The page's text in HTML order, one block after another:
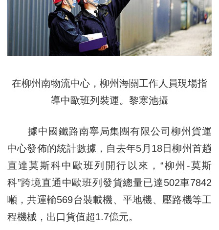
在柳州南物流中心，柳州海關工作人員現場指
導中歐班列裝運。黎寒池攝
據中國鐵路南寧局集團有限公司柳州貨運
中心發佈的統計數據，自去年5月18日柳州首趟
直達莫斯科中歐班列開行以來，“柳州-莫斯
科”跨境直通中歐班列發貨總量已達502車7842
噸，共運輸569台裝載機、平地機、壓路機等工
程機械，出口貨值超1.7億元。